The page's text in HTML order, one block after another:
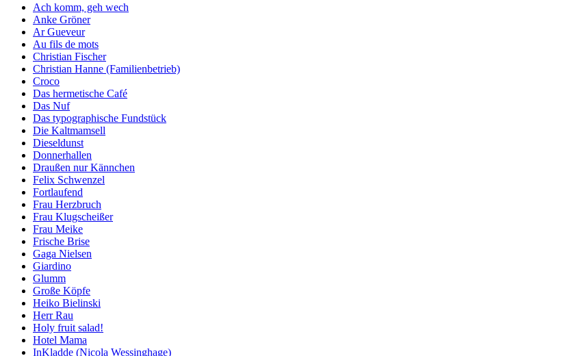
Ach komm, geh wech
Anke Gröner
Ar Gueveur
Au fils de mots
Christian Fischer
Christian Hanne (Familienbetrieb)
Croco
Das hermetische Café
Das Nuf
Das typographische Fundstück
Die Kaltmamsell
Dieseldunst
Donnerhallen
Draußen nur Kännchen
Felix Schwenzel
Fortlaufend
Frau Herzbruch
Frau Klugscheißer
Frau Meike
Frische Brise
Gaga Nielsen
Giardino
Glumm
Große Köpfe
Heiko Bielinski
Herr Rau
Holy fruit salad!
Hotel Mama
InKladde (Nicola Wessinghage)